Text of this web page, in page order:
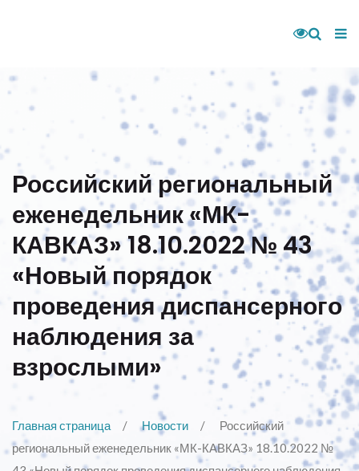
Российский региональный
еженедельник «МК-
КАВКАЗ» 18.10.2022 № 43
«Новый порядок
проведения диспансерного
наблюдения за
взрослыми»
Главная страница Новости
Российский
региональный еженедельник «МК-КАВКАЗ» 18.10.2022 №